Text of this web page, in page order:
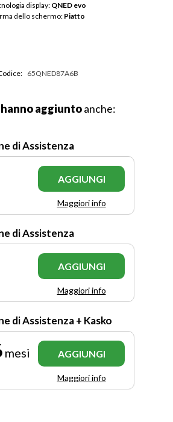
display: QNED evo
dello schermo: Piatto
65QNED87A6B
hanno aggiuntoanche:
di Assistenza
AGGIUNGI
Maggiori info
di Assistenza
AGGIUNGI
Maggiori info
di Assistenza + Kasko
mesi
AGGIUNGI
Maggiori info